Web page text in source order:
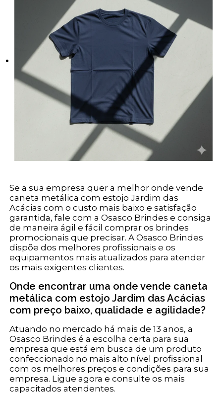
Se a sua empresa quer a melhor onde vende
caneta metálica com estojo Jardim das
Acácias com o custo mais baixo e satisfação
garantida, fale com a Osasco Brindes e consiga
de maneira ágil e fácil comprar os brindes
promocionais que precisar. A Osasco Brindes
dispõe dos melhores profissionais e os
equipamentos mais atualizados para atender
os mais exigentes clientes.
Onde encontrar uma onde vende caneta
metálica com estojo Jardim das Acácias
com preço baixo, qualidade e agilidade?
Atuando no mercado há mais de 13 anos, a
Osasco Brindes é a escolha certa para sua
empresa que está em busca de um produto
confeccionado no mais alto nível profissional
com os melhores preços e condições para sua
empresa. Ligue agora e consulte os mais
capacitados atendentes.